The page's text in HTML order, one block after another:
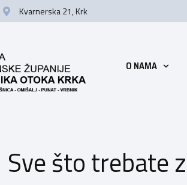
Kvarnerska 21, Krk
O NAMA
Sve što trebate